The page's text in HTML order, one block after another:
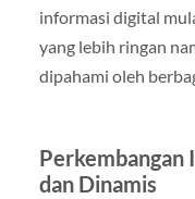
informasi digital
yang lebih ringan
dipahami oleh
Perkembangan
dan Dinamis